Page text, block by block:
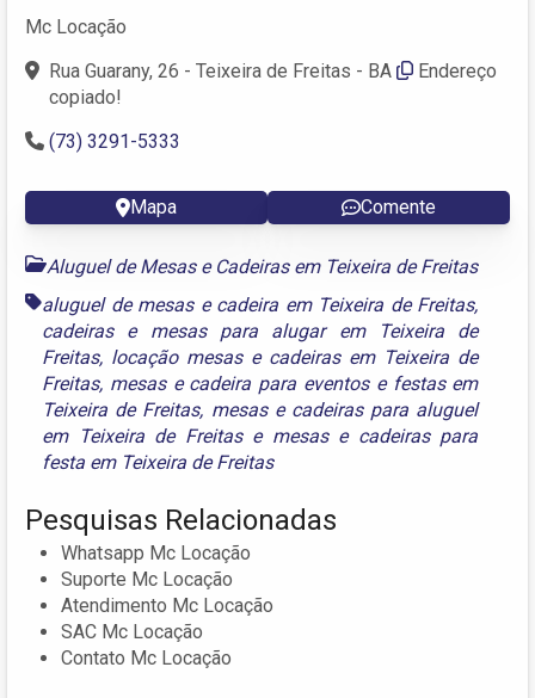
Mc Locação
Rua Guarany, 26 - Teixeira de Freitas - BA
Endereço
copiado!
(73) 3291-5333
Mapa Comente
Aluguel de Mesas e Cadeiras em Teixeira de Freitas
aluguel de mesas e cadeira em Teixeira de Freitas,
cadeiras e mesas para alugar em Teixeira de
Freitas, locação mesas e cadeiras em Teixeira de
Freitas, mesas e cadeira para eventos e festas em
Teixeira de Freitas, mesas e cadeiras para aluguel
em Teixeira de Freitase mesas e cadeiras para
festa em Teixeira de Freitas
Pesquisas Relacionadas
Whatsapp Mc Locação
Suporte Mc Locação
Atendimento Mc Locação
SAC Mc Locação
Contato Mc Locação